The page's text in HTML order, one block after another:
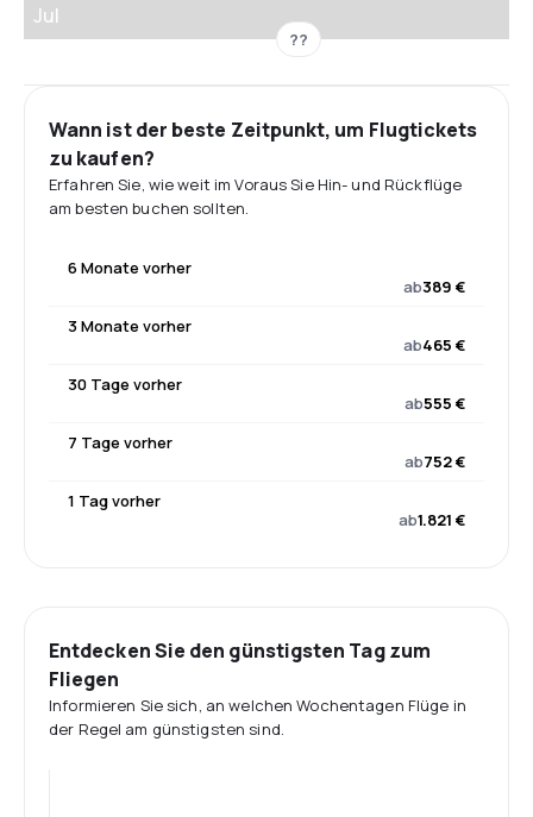
Jul
??
Wann ist der beste Zeitpunkt, um Flugtickets
zu kaufen?
Erfahren Sie, wie weit im Voraus Sie Hin- und Rückflüge
am besten buchen sollten.
6 Monate vorher
ab389 €
3 Monate vorher
ab465 €
30 Tage vorher
ab555 €
7 Tage vorher
ab752 €
1 Tag vorher
ab1.821 €
Entdecken Sie den günstigsten Tag zum
Fliegen
Informieren Sie sich, an welchen Wochentagen Flüge in
der Regel am günstigsten sind.